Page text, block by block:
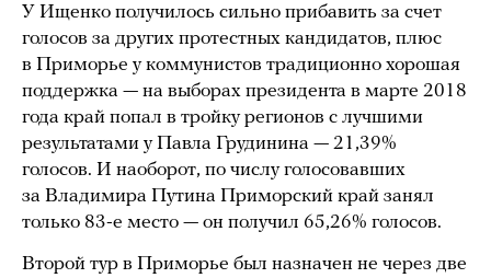
У Ищенко получилось сильно прибавить за счет
голосов за других протестных кандидатов, плюс
в Приморье у коммунистов традиционно хорошая
поддержка — на выборах президента в марте 2018
года край попал в тройку регионов с лучшими
результатами у Павла Грудинина — 21,39%
голосов. И наоборот, по числу голосовавших
за Владимира Путина Приморский край занял
только 83-е место — он получил 65,26% голосов.
Второй тур в Приморье был назначен не через две